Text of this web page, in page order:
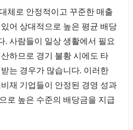
체로 안정적이고 꾸준한 매출
어 상대적으로 높은 평균 배당
. 사람들이 일상 생활에서 필요
하므로 경기 불황 시에도 타
는 경우가 많습니다. 이러한
재 기업들이 안정된 경영 성과
로 높은 수준의 배당금을 지급